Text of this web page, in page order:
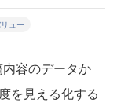
ュー
容のデータか
を見える化する